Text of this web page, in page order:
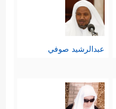
عبدالرشيد صوفي